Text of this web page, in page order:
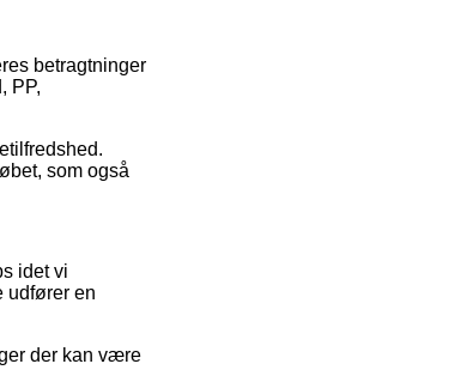
betragtninger
PP,
som også
idet vi
udfører en
der kan være